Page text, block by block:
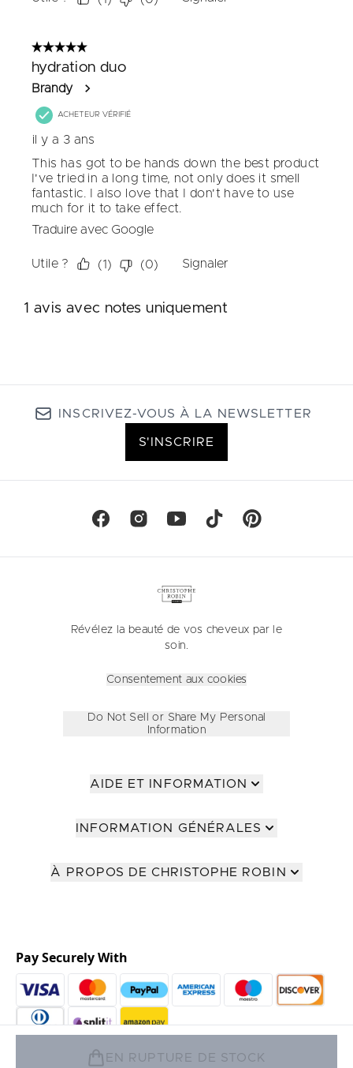
EN RUPTURE DE STOCK
INSCRIVEZ-VOUS À LA NEWSLETTER
S'INSCRIRE
Révélez la beauté de vos cheveux par le
soin.
Consentement aux cookies
Do Not Sell or Share My Personal
Information
AIDE ET INFORMATION
INFORMATION GÉNÉRALES
À PROPOS DE CHRISTOPHE ROBIN
2026 The Hut Group
Pay Securely With